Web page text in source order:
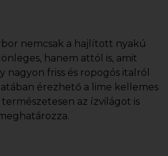
nemcsak a hajlított nyakú
hanem attól is, amit
nagyon friss és ropogós italról
érezhető a lime kellemes
természetesen az ízvilágot is